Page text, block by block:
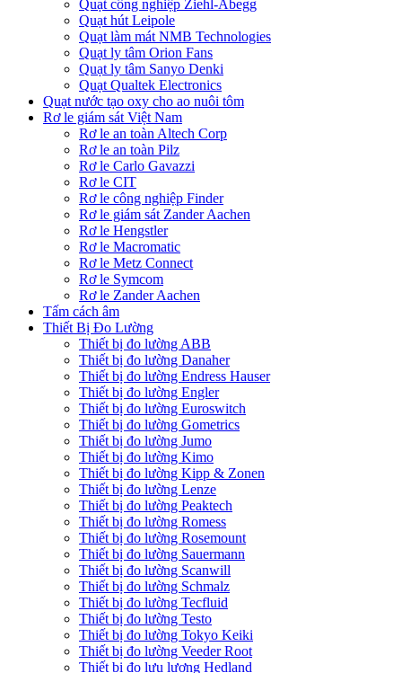
Quạt công nghiệp Ziehl-Abegg
Quạt hút Leipole
Quạt làm mát NMB Technologies
Quạt ly tâm Orion Fans
Quạt ly tâm Sanyo Denki
Quạt Qualtek Electronics
Quạt nước tạo oxy cho ao nuôi tôm
Rơ le giám sát Việt Nam
Rơ le an toàn Altech Corp
Rơ le an toàn Pilz
Rơ le Carlo Gavazzi
Rơ le CIT
Rơ le công nghiệp Finder
Rơ le giám sát Zander Aachen
Rơ le Hengstler
Rơ le Macromatic
Rơ le Metz Connect
Rơ le Symcom
Rơ le Zander Aachen
Tấm cách âm
Thiết Bị Đo Lường
Thiết bị đo lường ABB
Thiết bị đo lường Danaher
Thiết bị đo lường Endress Hauser
Thiết bị đo lường Engler
Thiết bị đo lường Euroswitch
Thiết bị đo lường Gometrics
Thiết bị đo lường Jumo
Thiết bị đo lường Kimo
Thiết bị đo lường Kipp & Zonen
Thiết bị đo lường Lenze
Thiết bị đo lường Peaktech
Thiết bị đo lường Romess
Thiết bị đo lường Rosemount
Thiết bị đo lường Sauermann
Thiết bị đo lường Scanwill
Thiết bị đo lường Schmalz
Thiết bị đo lường Tecfluid
Thiết bị đo lường Testo
Thiết bị đo lường Tokyo Keiki
Thiết bị đo lường Veeder Root
Thiết bị đo lưu lượng Hedland